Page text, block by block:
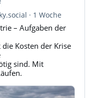
1 Woche
– Aufgaben der
Kosten der Krise
sind. Mit